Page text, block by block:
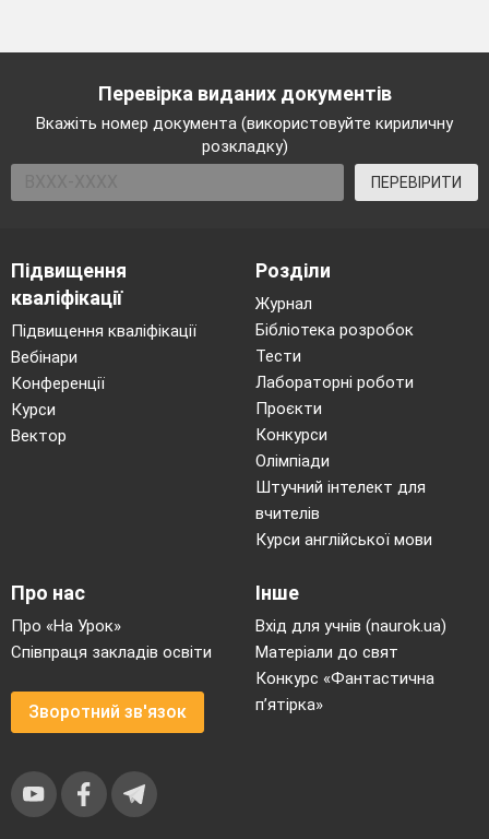
Перевірка виданих документів
Вкажіть номер документа (використовуйте кириличну
розкладку)
ПЕРЕВІРИТИ
Підвищення
кваліфікації
Підвищення кваліфікації
Вебінари
Конференції
Курси
Вектор
Розділи
Журнал
Бібліотека розробок
Тести
Лабораторні роботи
Проєкти
Конкурси
Олімпіади
Штучний інтелект для
вчителів
Курси англійської мови
Про нас
Про «На Урок»
Співпраця закладів освіти
Зворотний зв'язок
Інше
Вхід для учнів (naurok.ua)
Матеріали до свят
Конкурс «Фантастична
п’ятірка»